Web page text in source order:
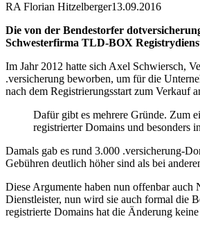
RA Florian Hitzelberger13.09.2016
Die von der Bendestorfer
Schwesterfirma TLD-BOX
Im Jahr 2012 hatte sich Axel Schwiersch,
.versicherung beworben, um für die
nach dem Registrierungsstart zum Verkauf
Dafür gibt es mehrere Gründe. Zum
registrierter Domains und besonders
Damals gab es rund 3.000 .versicherung-
Gebühren deutlich höher sind als bei
Diese Argumente haben nun offenbar auch
Dienstleister, nun wird sie auch formal die
registrierte Domains hat die Änderung